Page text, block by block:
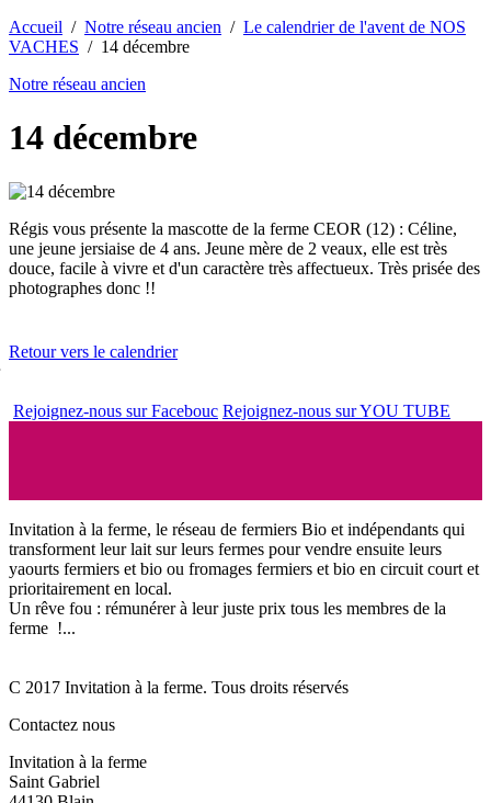
Accueil / Notre réseau ancien / Le calendrier de l'avent de NOS
VACHES / 14 décembre
Notre réseau ancien
14 décembre
Régis vous présente la mascotte de la ferme CEOR (12) : Céline,
une jeune jersiaise de 4 ans. Jeune mère de 2 veaux, elle est très
douce, facile à vivre et d'un caractère très affectueux. Très prisée des
photographes donc !!
Retour vers le calendrier
Rejoignez-nous sur Facebouc Rejoignez-nous sur YOU TUBE
Invitation à la ferme, le réseau de fermiers Bio et indépendants qui
transforment leur lait sur leurs fermes pour vendre ensuite leurs
yaourts fermiers et bio ou fromages fermiers et bio en circuit court et
prioritairement en local.
Un rêve fou : rémunérer à leur juste prix tous les membres de la
ferme !...
C 2017 Invitation à la ferme. Tous droits réservés
Contactez nous
Invitation à la ferme
Saint Gabriel